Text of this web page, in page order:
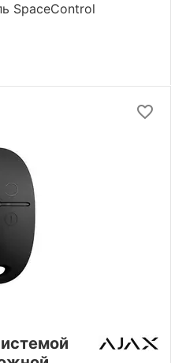
SpaceControl